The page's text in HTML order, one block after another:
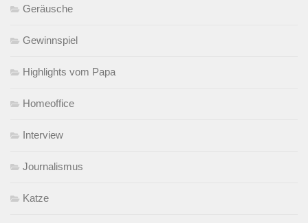
Geräusche
Gewinnspiel
Highlights vom Papa
Homeoffice
Interview
Journalismus
Katze